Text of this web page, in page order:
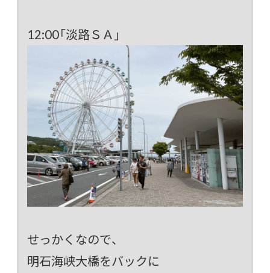
12:00「淡路ＳＡ」
せっかくなので、
明石海峡大橋をバックに